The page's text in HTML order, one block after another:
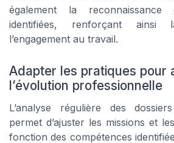
également la reconnaissance
identifiées, renforçant ainsi
l’engagement au travail.
Adapter les pratiques pour
l’évolution professionnelle
L’analyse régulière des
permet d’ajuster les missions et
fonction des compétences